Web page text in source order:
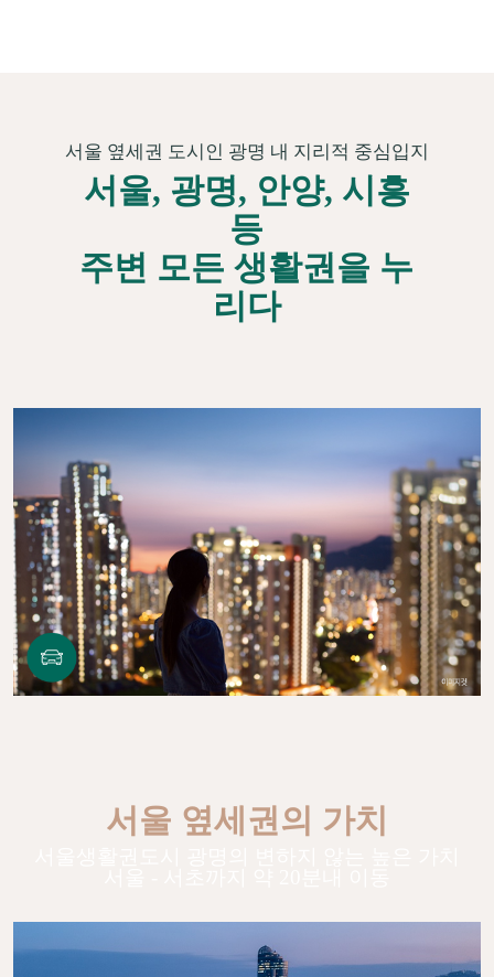
서울 옆세권 도시인 광명 내 지리적 중심입지
서울, 광명, 안양, 시흥
등
주변 모든 생활권을 누
리다
서울 옆세권의 가치